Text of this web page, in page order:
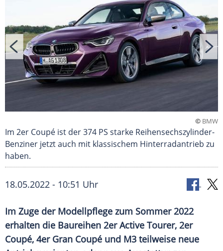
© BMW
Im 2er Coupé ist der 374 PS starke Reihensechszylinder-
Benziner jetzt auch mit klassischem Hinterradantrieb zu
haben.
18.05.2022 - 10:51 Uhr
Im Zuge der Modellpflege zum Sommer 2022
erhalten die Baureihen 2er Active Tourer, 2er
Coupé, 4er Gran Coupé und M3 teilweise neue